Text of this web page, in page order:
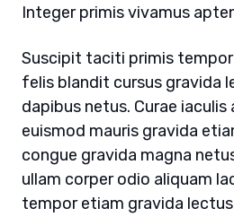
Integer primis vivamus
Suscipit taciti primis
felis blandit cursus gravida
dapibus netus. Curae
euismod mauris gravida
congue gravida magna
ullam corper odio aliquam
tempor etiam gravida